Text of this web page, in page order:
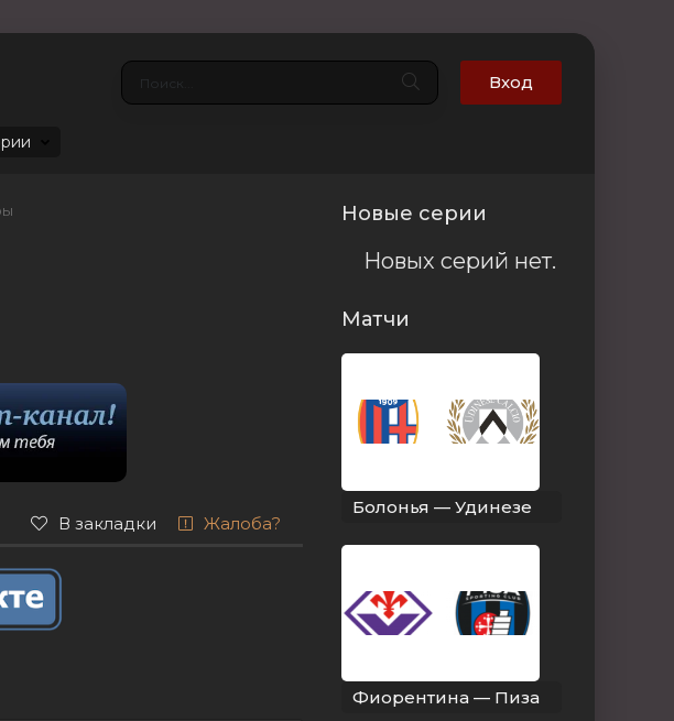
Вход
В закладки Жалоба?
Новые серии
Новых серий нет.
Матчи
Болонья — Удинезе
Фиорентина — Пиза